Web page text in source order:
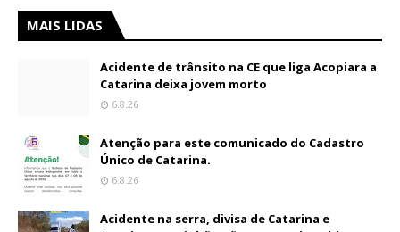
MAIS LIDAS
Acidente de trânsito na CE que liga Acopiara a
Catarina deixa jovem morto
6.8.26
Atenção para este comunicado do Cadastro
Único de Catarina.
6.8.26
Acidente na serra, divisa de Catarina e